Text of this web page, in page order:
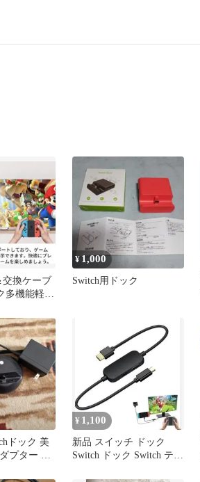
交換ケーブ
多機能軽量
¥ 1,000
Switch用ドック
ドック 美
プター セ
¥ 1,100
新品 スイッチ ドック
Switch ドック Switch テレ